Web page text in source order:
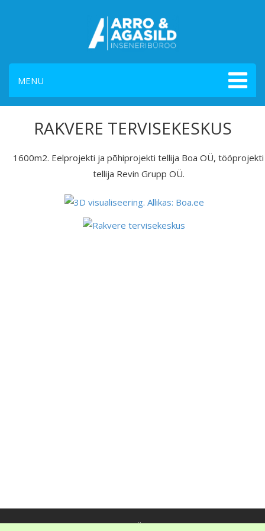
MENU
RAKVERE TERVISEKESKUS
1600m2. Eelprojekti ja põhiprojekti tellija Boa OÜ, tööprojekti
tellija Revin Grupp OÜ.
Arro & Agasild Inseneribüroo OÜ